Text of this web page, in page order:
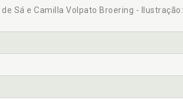
Sá e Camilla Volpato Broering - Ilustração: